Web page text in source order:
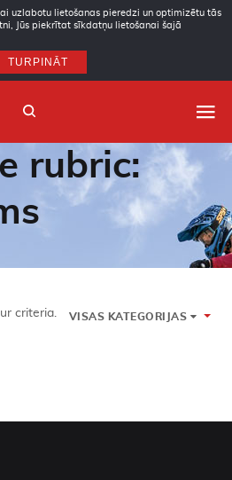
uzlabotu lietošanas pieredzi un optimizētu tās
Jūs piekrītat sīkdatņu lietošanai šajā
TURPINĀT
Sākums
rubric:
VISAS KATEGORIJAS
criteria.